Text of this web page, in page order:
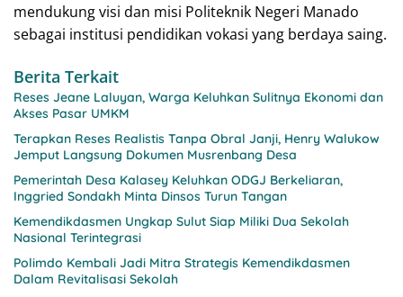
mendukung visi dan misi Politeknik Negeri Manado
sebagai institusi pendidikan vokasi yang berdaya saing.
Berita Terkait
Reses Jeane Laluyan, Warga Keluhkan Sulitnya Ekonomi dan
Akses Pasar UMKM
Terapkan Reses Realistis Tanpa Obral Janji, Henry Walukow
Jemput Langsung Dokumen Musrenbang Desa
Pemerintah Desa Kalasey Keluhkan ODGJ Berkeliaran,
Inggried Sondakh Minta Dinsos Turun Tangan
Kemendikdasmen Ungkap Sulut Siap Miliki Dua Sekolah
Nasional Terintegrasi
Polimdo Kembali Jadi Mitra Strategis Kemendikdasmen
Dalam Revitalisasi Sekolah